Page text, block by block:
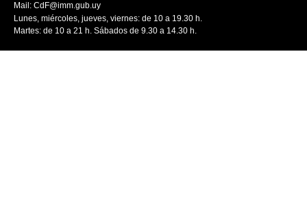
Mail: CdF@imm.gub.uy
Lunes, miércoles, jueves, viernes: de 10 a 19.30 h.
Martes: de 10 a 21 h. Sábados de 9.30 a 14.30 h.